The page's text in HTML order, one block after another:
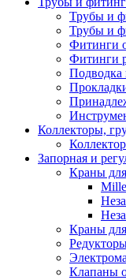
Трубы и
Трубы и
Фитинги
Фитинги
Подводка
Коллекторы,
Запорная и
Краны
Краны для
Клапаны